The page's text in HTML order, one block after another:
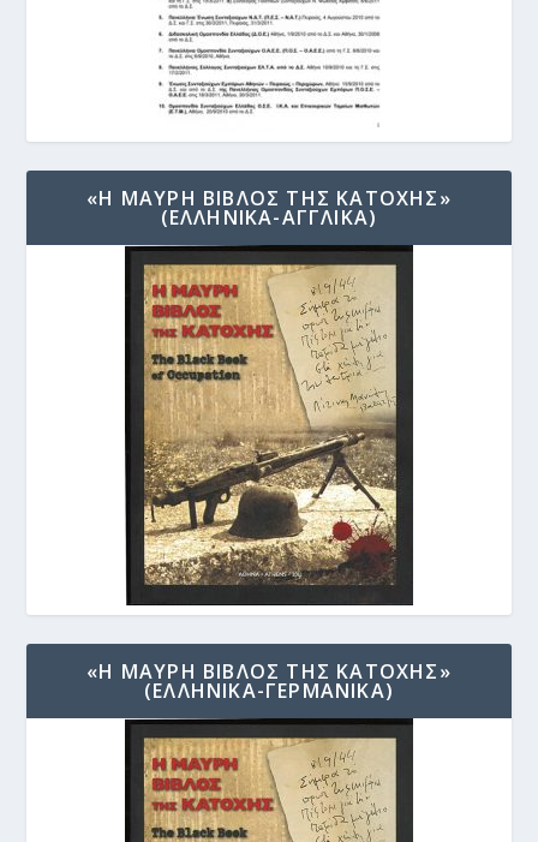
«Η ΜΑΥΡΗ ΒΙΒΛΟΣ ΤΗΣ ΚΑΤΟΧΗΣ»
(ΕΛΛΗΝΙΚΑ-ΑΓΓΛΙΚΑ)
«Η ΜΑΥΡΗ ΒΙΒΛΟΣ ΤΗΣ ΚΑΤΟΧΗΣ»
(ΕΛΛΗΝΙΚΑ-ΓΕΡΜΑΝΙΚΑ)